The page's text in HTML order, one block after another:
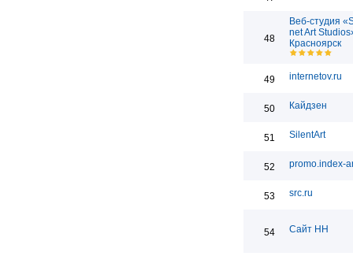
48
Веб-студия
net Art
Красноярск
49 internetov.ru
50 Кайдзен
51 SilentArt
52 promo.index-
53 src.ru
54 Сайт НН